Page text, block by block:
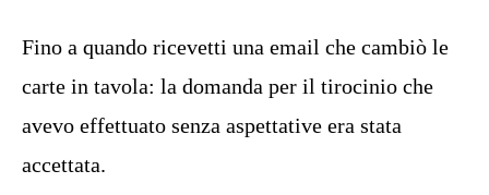
Fino a quando ricevetti una email che cambiò le
carte in tavola: la domanda per il tirocinio che
avevo effettuato senza aspettative era stata
accettata.